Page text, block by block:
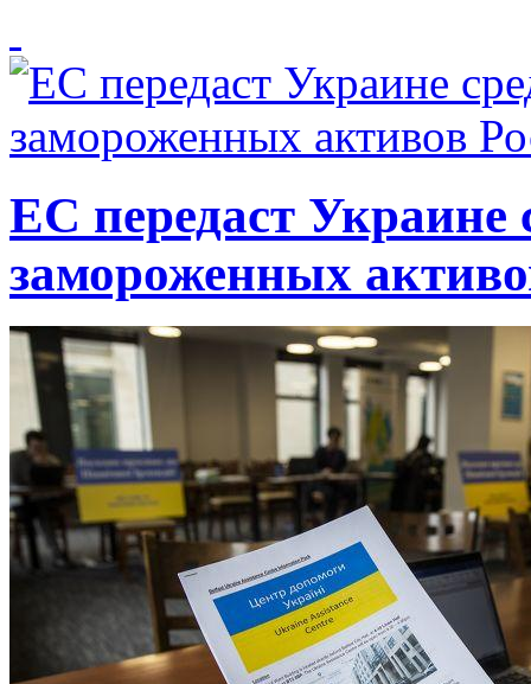
ЕС передаст Украине
замороженных